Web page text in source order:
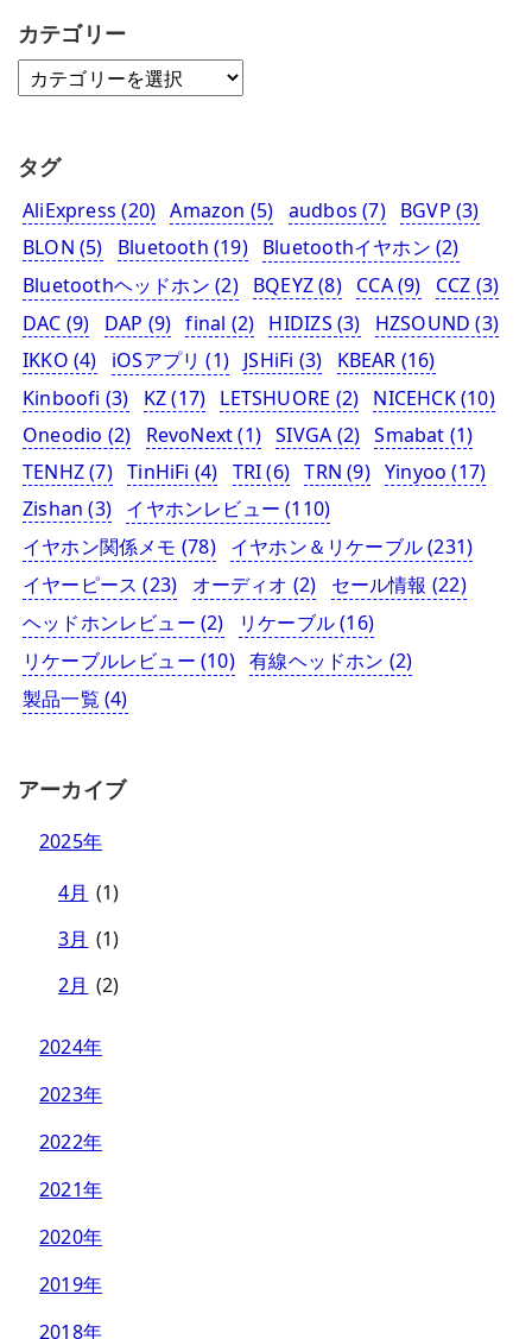
カテゴリー
タグ
AliExpress (20) Amazon (5) audbos (7) BGVP (3)
BLON (5) Bluetooth (19) Bluetoothイヤホン (2)
Bluetoothヘッドホン (2) BQEYZ(8) CCA(9) CCZ (3)
DAC (9) DAP (9) final (2) HIDIZS (3) HZSOUND (3)
IKKO (4) iOSアプリ (1) JSHiFi (3) KBEAR (16)
Kinboofi (3) KZ(17) LETSHUORE (2) NICEHCK(10)
Oneodio (2) RevoNext(1) SIVGA (2) Smabat (1)
TENHZ(7) TinHiFi (4) TRI(6) TRN (9) Yinyoo (17)
Zishan (3) イヤホンレビュー (110)
イヤホン関係メモ (78) イヤホン＆リケーブル(231)
イヤーピース (23) オーディオ (2) セール情報 (22)
ヘッドホンレビュー (2) リケーブル(16)
リケーブルレビュー (10) 有線ヘッドホン (2)
製品一覧 (4)
アーカイブ
2025年
4月 (1)
3月 (1)
2月 (2)
2024年
2023年
2022年
2021年
2020年
2019年
2018年